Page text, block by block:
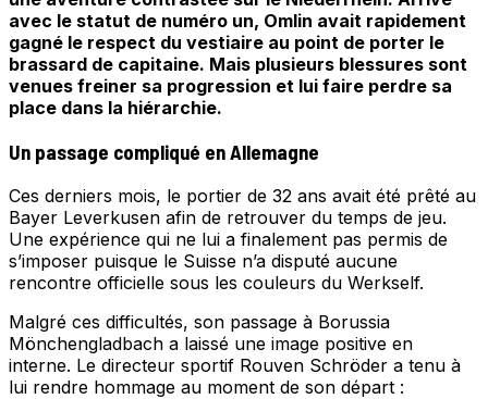
avec le statut de numéro un, Omlin avait rapidement
gagné le respect du vestiaire au point de porter le
brassard de capitaine. Mais plusieurs blessures sont
venues freiner sa progression et lui faire perdre sa
place dans la hiérarchie.
Un passage compliqué en Allemagne
Ces derniers mois, le portier de 32 ans avait été prêté au
Bayer Leverkusen afin de retrouver du temps de jeu.
Une expérience qui ne lui a finalement pas permis de
s’imposer puisque le Suisse n’a disputé aucune
rencontre officielle sous les couleurs du Werkself.
Malgré ces difficultés, son passage à Borussia
Mönchengladbach a laissé une image positive en
interne. Le directeur sportif Rouven Schröder a tenu à
lui rendre hommage au moment de son départ :